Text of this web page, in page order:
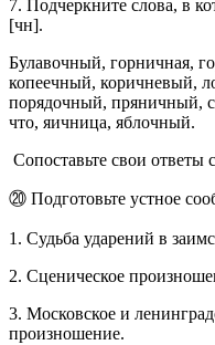
7. Подчеркните слова, в
[чн].
Булавочный, горничная,
копеечный, коричневый,
порядочный, пряничный,
что, яичница, яблочный.
Сопоставьте свои ответы
⑳ Подготовьте устное
1. Судьба ударений в
2. Сценическое
3. Московское и
произношение.